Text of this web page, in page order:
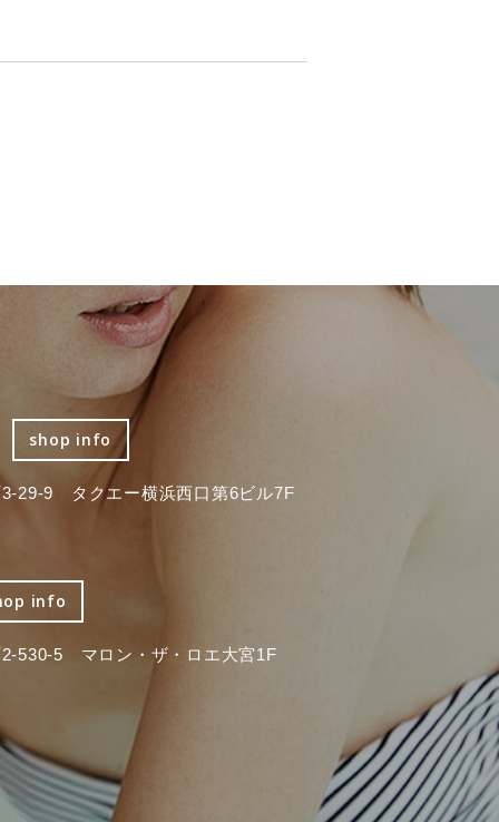
shop info
29-9 タクエー横浜西口第6ビル7F
info
530-5 マロン・ザ・ロエ大宮1F